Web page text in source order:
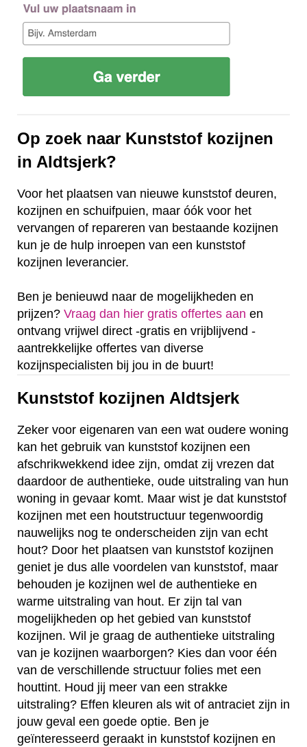
Op zoek naar Kunststof kozijnen
in Aldtsjerk?
Voor het plaatsen van nieuwe kunststof deuren,
kozijnen en schuifpuien, maar óók voor het
vervangen of repareren van bestaande kozijnen
kun je de hulp inroepen van een kunststof
kozijnen leverancier.
Ben je benieuwd naar de mogelijkheden en
prijzen? Vraag dan hier gratis offertes aan en
ontvang vrijwel direct -gratis en vrijblijvend -
aantrekkelijke offertes van diverse
kozijnspecialisten bij jou in de buurt!
Kunststof kozijnen Aldtsjerk
Zeker voor eigenaren van een wat oudere woning
kan het gebruik van kunststof kozijnen een
afschrikwekkend idee zijn, omdat zij vrezen dat
daardoor de authentieke, oude uitstraling van hun
woning in gevaar komt. Maar wist je dat kunststof
kozijnen met een houtstructuur tegenwoordig
nauwelijks nog te onderscheiden zijn van echt
hout? Door het plaatsen van kunststof kozijnen
geniet je dus alle voordelen van kunststof, maar
behouden je kozijnen wel de authentieke en
warme uitstraling van hout. Er zijn tal van
mogelijkheden op het gebied van kunststof
kozijnen. Wil je graag de authentieke uitstraling
van je kozijnen waarborgen? Kies dan voor één
van de verschillende structuur folies met een
houttint. Houd jij meer van een strakke
uitstraling? Effen kleuren als wit of antraciet zijn in
jouw geval een goede optie. Ben je
geïnteresseerd geraakt in kunststof kozijnen en